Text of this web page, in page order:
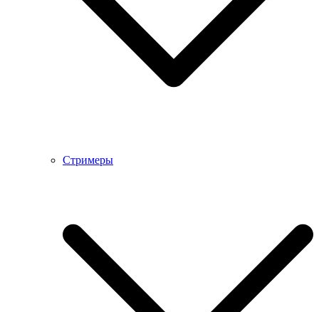
Стримеры